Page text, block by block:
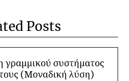
Posts
γραμμικού συστήματος
(Μοναδική λύση)